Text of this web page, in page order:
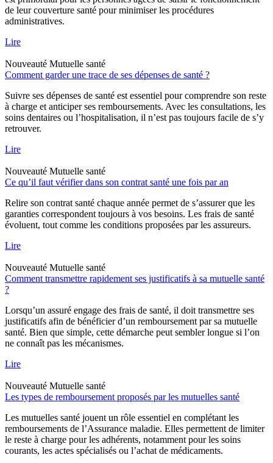
de leur couverture santé pour minimiser les procédures
administratives.
Lire
Nouveauté Mutuelle santé
Comment garder une trace de ses dépenses de santé ?
Suivre ses dépenses de santé est essentiel pour comprendre son reste
à charge et anticiper ses remboursements. Avec les consultations, les
soins dentaires ou l’hospitalisation, il n’est pas toujours facile de s’y
retrouver.
Lire
Nouveauté Mutuelle santé
Ce qu’il faut vérifier dans son contrat santé une fois par an
Relire son contrat santé chaque année permet de s’assurer que les
garanties correspondent toujours à vos besoins. Les frais de santé
évoluent, tout comme les conditions proposées par les assureurs.
Lire
Nouveauté Mutuelle santé
Comment transmettre rapidement ses justificatifs à sa mutuelle santé
?
Lorsqu’un assuré engage des frais de santé, il doit transmettre ses
justificatifs afin de bénéficier d’un remboursement par sa mutuelle
santé. Bien que simple, cette démarche peut sembler longue si l’on
ne connaît pas les mécanismes.
Lire
Nouveauté Mutuelle santé
Les types de remboursement proposés par les mutuelles santé
Les mutuelles santé jouent un rôle essentiel en complétant les
remboursements de l’Assurance maladie. Elles permettent de limiter
le reste à charge pour les adhérents, notamment pour les soins
courants, les actes spécialisés ou l’achat de médicaments.